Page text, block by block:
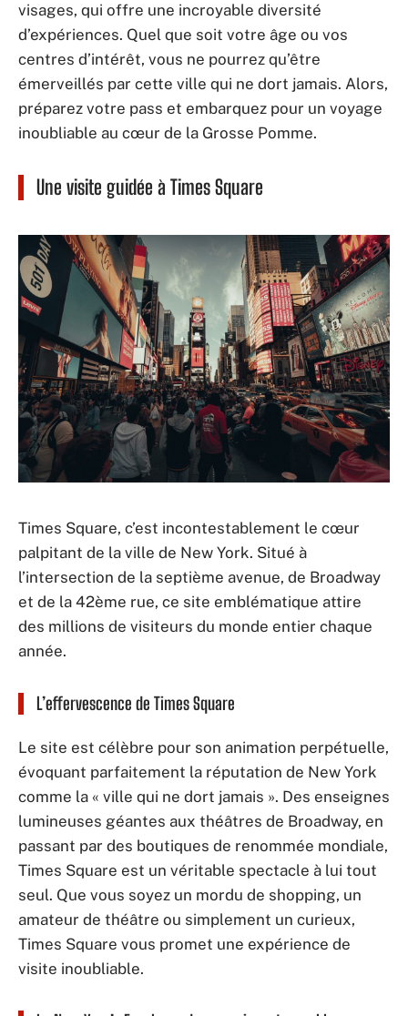
visages, qui offre une incroyable diversité
d’expériences. Quel que soit votre âge ou vos
centres d’intérêt, vous ne pourrez qu’être
émerveillés par cette ville qui ne dort jamais. Alors,
préparez votre pass et embarquez pour un voyage
inoubliable au cœur de la Grosse Pomme.
Une visite guidée à Times Square
Times Square, c’est incontestablement le cœur
palpitant de la ville de New York. Situé à
l’intersection de la septième avenue, de Broadway
et de la 42ème rue, ce site emblématique attire
des millions de visiteurs du monde entier chaque
année.
L’effervescence de Times Square
Le site est célèbre pour son animation perpétuelle,
évoquant parfaitement la réputation de New York
comme la « ville qui ne dort jamais ». Des enseignes
lumineuses géantes aux théâtres de Broadway, en
passant par des boutiques de renommée mondiale,
Times Square est un véritable spectacle à lui tout
seul. Que vous soyez un mordu de shopping, un
amateur de théâtre ou simplement un curieux,
Times Square vous promet une expérience de
visite inoubliable.